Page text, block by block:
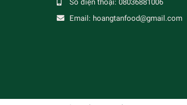
Số điện thoại: 08036881006
Email: hoangtanfood@gmail.com